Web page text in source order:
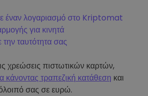
έναν λογαριασμό στο Kriptomat
για κινητά
ταυτότητα σας
χρεώσεις πιστωτικών καρτών,
τραπεζική κατάθεση και
σας σε ευρώ.